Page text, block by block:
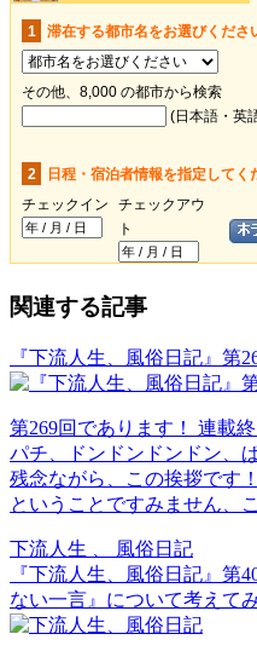
関連する記事
『下流人生、風俗日記』第
第269回であります！ 連載
パチ、ドンドンドンドン、
残念ながら、この挨拶です
ということですみません、
下流人生 、 風俗日記
『下流人生、風俗日記』第
ない一言』について考えてみ